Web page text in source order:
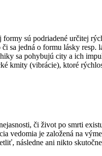
sú podriadené určitej
sa jedná o formu lásky
sa pohybujú city a ich
kmity (vibrácie), ktoré
či život po smrti
vedomia je založená na
následne ani nikto